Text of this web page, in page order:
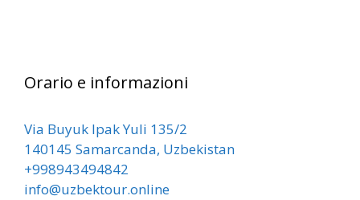
Orario e informazioni
Via Buyuk Ipak Yuli 135/2
140145 Samarcanda, Uzbekistan
+998943494842
info@uzbektour.online